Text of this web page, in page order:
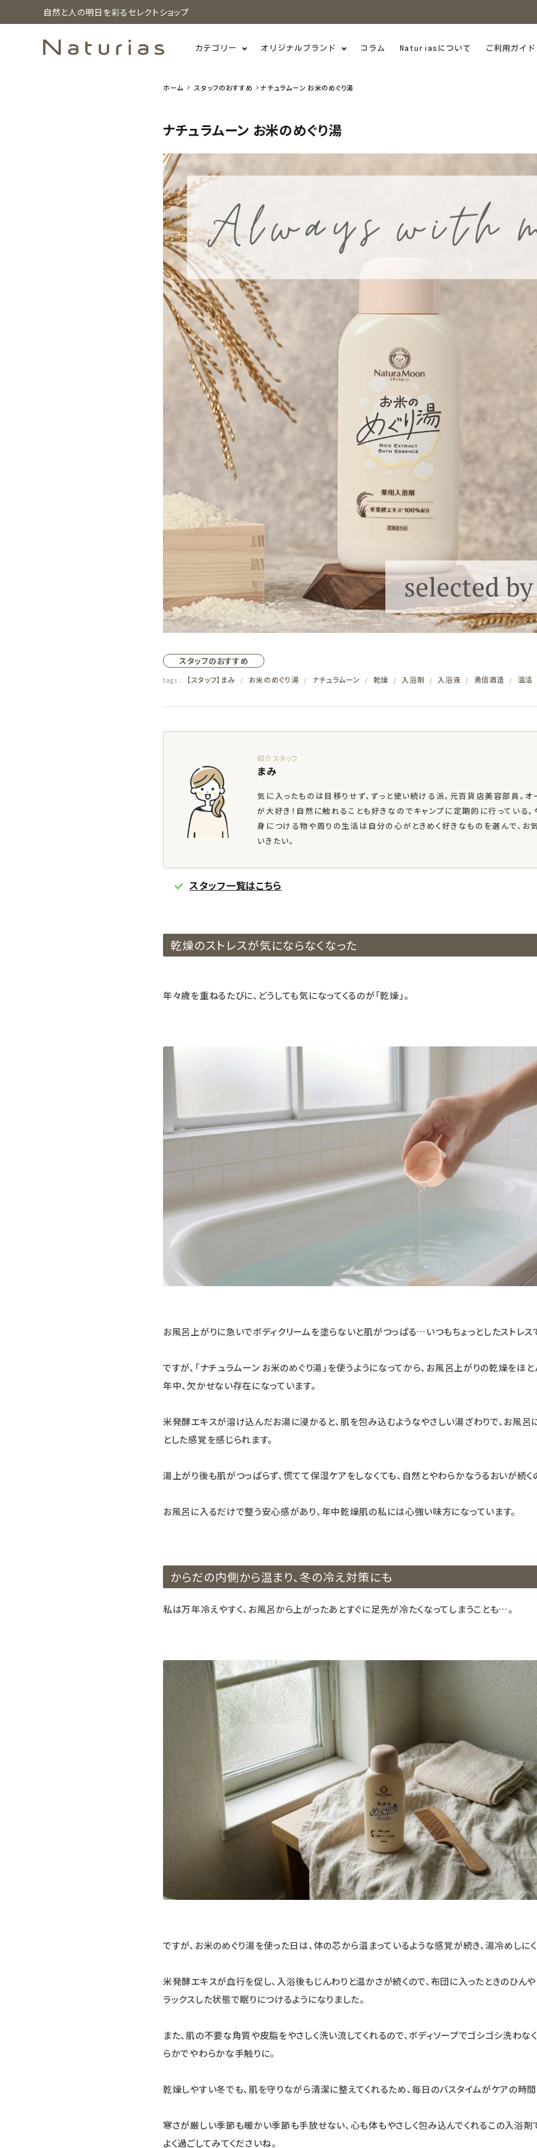
自然と人の明日を彩るセレクトショップ
カテゴリー オリジナルブランド コラム Naturiasについて ご利用ガイド
ホーム スタッフのおすすめ ナチュラムーン お米のめぐり湯
ナチュラムーン お米のめぐり湯
スタッフのおすすめ
tags : 【スタッフ】まみ / お米のめぐり湯 / ナチュラムーン / 乾燥 / 入浴剤 / 入浴液 / 勇信酒造 / 温活
まみ
気に入ったものは目移りせず、ずっと使い続ける派。元百貨店美容部員。
が大好き！自然に触れることも好きなのでキャンプに定期的に行っている
身につける物や周りの生活は自分の心がときめく好きなものを選んで、お
いきたい。
スタッフ一覧はこちら
乾燥のストレスが気にならなくなった
年々歳を重ねるたびに、どうしても気になってくるのが「乾燥」。
お風呂上がりに急いでボディクリームを塗らないと肌がつっぱる…いつもちょっとしたストレス
ですが、「ナチュラムーン お米のめぐり湯」を使うようになってから、お風呂上がりの乾燥をほ
年中、欠かせない存在になっています。
米発酵エキスが溶け込んだお湯に浸かると、肌を包み込むようなやさしい湯ざわりで、お風呂
とした感覚を感じられます。
湯上がり後も肌がつっぱらず、慌てて保湿ケアをしなくても、自然とやわらかなうるおいが続く
お風呂に入るだけで整う安心感があり、年中乾燥肌の私には心強い味方になっています。
からだの内側から温まり、冬の冷え対策にも
私は万年冷えやすく、お風呂から上がったあとすぐに足先が冷たくなってしまうことも…。
ですが、お米のめぐり湯を使った日は、体の芯から温まっているような感覚が続き、湯冷めしにく
米発酵エキスが血行を促し、入浴後もじんわりと温かさが続くので、布団に入ったときのひん
ラックスした状態で眠りにつけるようになりました。
また、肌の不要な角質や皮脂をやさしく洗い流してくれるので、ボディソープでゴシゴシ洗わな
らかでやわらかな手触りに。
乾燥しやすい冬でも、肌を守りながら清潔に整えてくれるため、毎日のバスタイムがケアの時
寒さが厳しい季節も暖かい季節も手放せない、心も体もやさしく包み込んでくれるこの入浴剤
よく過ごしてみてくださいね。